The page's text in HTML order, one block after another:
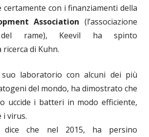
certamente con i finanziamenti della
Association (l’associazione
del rame), Keevil ha spinto
di Kuhn.
laboratorio con alcuni dei più
del mondo, ha dimostrato che
uccide i batteri in modo efficiente,
i virus.
dice che nel 2015, ha persino